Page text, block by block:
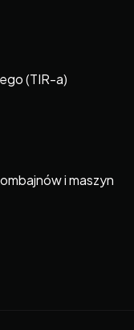
(TIR-a)
i maszyn